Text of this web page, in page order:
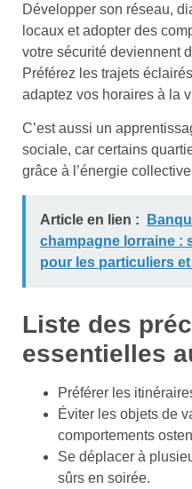
Développer son réseau,
locaux et adopter des
votre sécurité deviennent
Préférez les trajets
adaptez vos horaires à la
C’est aussi un
sociale, car certains
grâce à l’énergie
Article en lien :
champagne lorraine :
pour les particuliers
Liste des
essentielles
Préférer les
Éviter les objets de
comportements
Se déplacer à
sûrs en soirée.